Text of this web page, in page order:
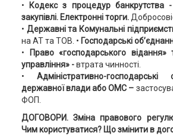
• Кодекс з процедур банкрутства -
закупівлі. Електронні торги.
• Державні та Комунальні
на АТ та ТОВ. • Господарські
• Право «господарського відання»
управління» -втрата чинності.
• Адміністративно-
державної влади або ОМС –
ФОП.
ДОГОВОРИ. Зміна правового
Чим користуватися? Що змінити в